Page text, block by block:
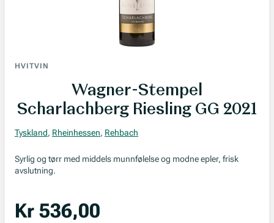
HVITVIN
Wagner-Stempel
Scharlachberg Riesling GG 2021
Tyskland, Rheinhessen, Rehbach
Syrlig og tørr med middels munnfølelse og modne epler, frisk
avslutning.
Kr 536,00